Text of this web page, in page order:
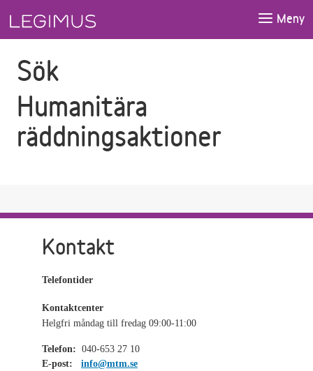
Meny
Sök
Humanitära
räddningsaktioner
Kontakt
Telefontider
Kontaktcenter
Helgfri måndag till fredag 09:00-11:00
Telefon: 040-653 27 10
E-post:
info@mtm.se